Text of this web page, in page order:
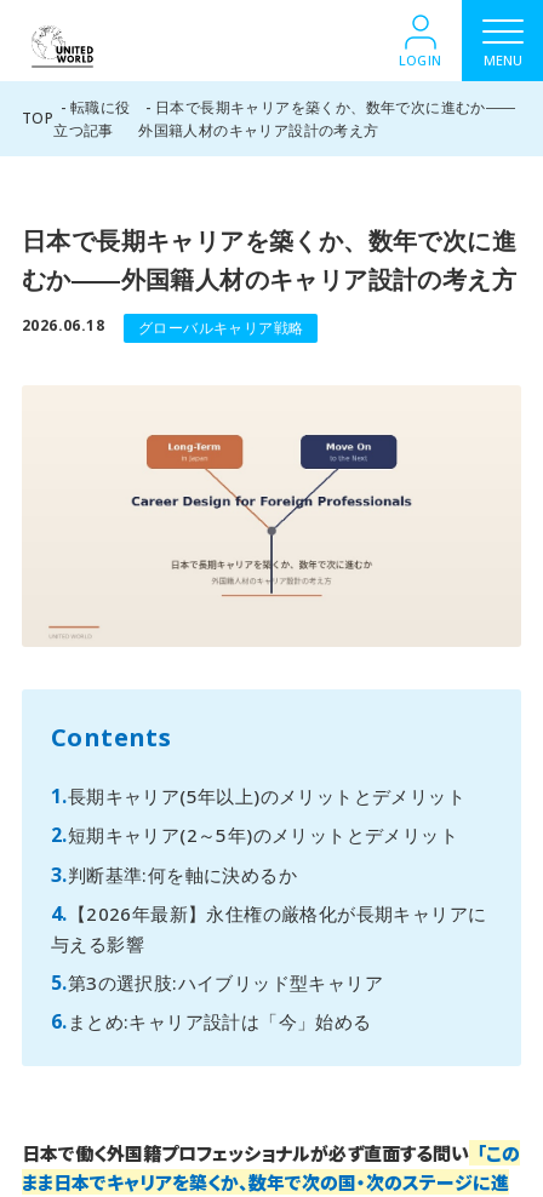
LOGIN MENU
TOP
転職に役
立つ記事
日本で長期キャリアを築くか、数年で次に進むか――
外国籍人材のキャリア設計の考え方
日本で長期キャリアを築くか、数年で次に進
むか――外国籍人材のキャリア設計の考え方
2026.06.18 グローバルキャリア戦略
Contents
長期キャリア(5年以上)のメリットとデメリット
短期キャリア(2～5年)のメリットとデメリット
判断基準:何を軸に決めるか
【2026年最新】永住権の厳格化が長期キャリアに
与える影響
第3の選択肢:ハイブリッド型キャリア
まとめ:キャリア設計は「今」始める
日本で働く外国籍プロフェッショナルが必ず直面する問い―― 「この
まま日本でキャリアを築くか、数年で次の国・次のステージに進